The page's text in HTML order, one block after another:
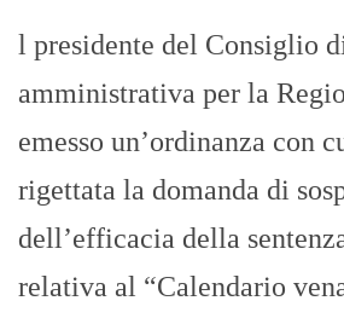
l presidente del Consiglio
amministrativa per la
emesso un’ordinanza con
rigettata la domanda di
dell’efficacia della
relativa al “Calendario